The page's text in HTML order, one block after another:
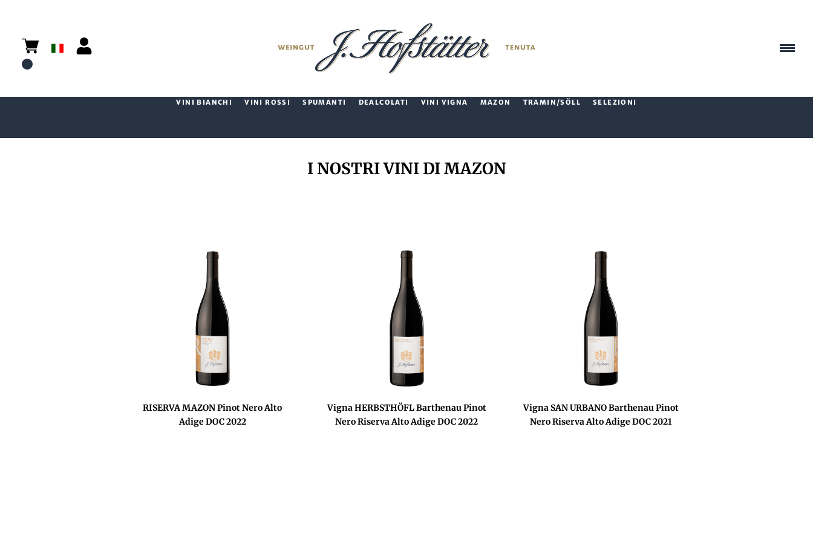
VINI BIANCHI VINI ROSSI SPUMANTI DEALCOLATI VINI VIGNA MAZON TRAMIN/SÖLL SELEZIONI
I NOSTRI VINI DI MAZON
RISERVA MAZON Pinot Nero Alto
Adige DOC 2022
Vigna HERBSTHÖFL Barthenau Pinot
Nero Riserva Alto Adige DOC 2022
Vigna SAN URBANO Barthenau Pinot
Nero Riserva Alto Adige DOC 2021